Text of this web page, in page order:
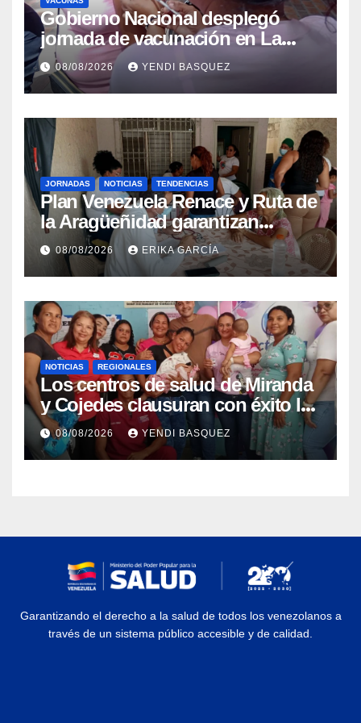
Gobierno Nacional desplegó
jornada de vacunación en La
Guaira para garantizar protección
epidemiológica
08/08/2026 YENDI BASQUEZ
JORNADAS NOTICIAS TENDENCIAS
Plan Venezuela Renace y Ruta de
la Aragüeñidad garantizan
atención médica integral en
Aragua
08/08/2026 ERIKA GARCÍA
NOTICIAS REGIONALES
Los centros de salud de Miranda
y Cojedes clausuran con éxito la
Semana Mundial de la Lactancia
Materna
08/08/2026 YENDI BASQUEZ
Garantizando el derecho a la salud de todos los venezolanos a
través de un sistema público accesible y de calidad.